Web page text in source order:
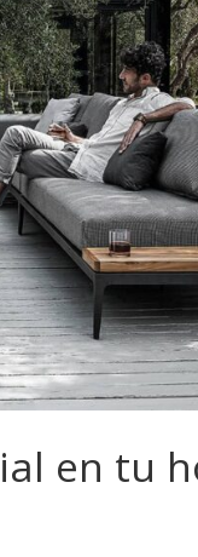
en tu